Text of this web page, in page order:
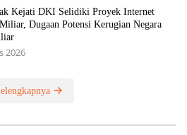
Kejati DKI Selidiki Proyek Internet
Dugaan Potensi Kerugian Negara
2026